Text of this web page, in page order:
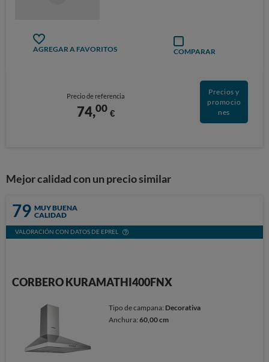
AGREGAR A FAVORITOS COMPARAR
Precio de referencia
74,00 €
Precios y
promocio
nes
Mejor calidad con un precio similar
79 MUY BUENA
CALIDAD
VALORACIÓN CON DATOS DE EPREL
CORBERO KURAMATHI400FNX
Tipo de campana: Decorativa
Anchura:60,00 cm